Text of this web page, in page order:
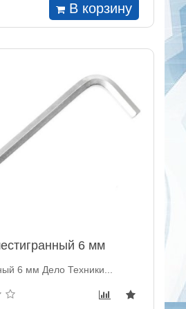
В корзину
6 мм
6 мм Дело Техники...